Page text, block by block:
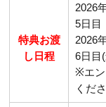
特典お渡
し日程
2026
5日目
2026
6日目
※エン
くだ